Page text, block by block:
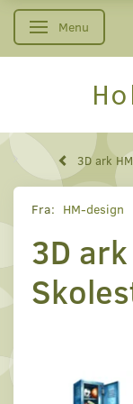
Skifte navigation
Menu
3D ark
Fra: HM-design
3D